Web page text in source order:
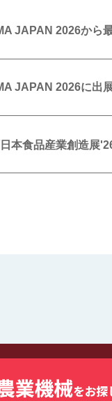
JAPAN 2026から
JAPAN 2026に出
本食品産業創造展